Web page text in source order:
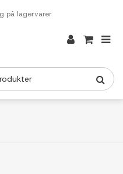
på lagervarer